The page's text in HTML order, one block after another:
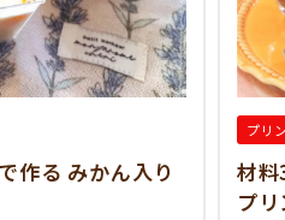
作る みかん入り
プリ
材
プ